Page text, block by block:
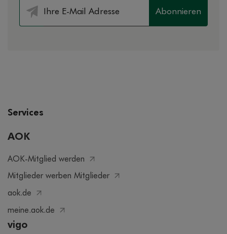
Abonnieren
Services
AOK
AOK-Mitglied werden
Mitglieder werben Mitglieder
aok.de
meine.aok.de
vigo